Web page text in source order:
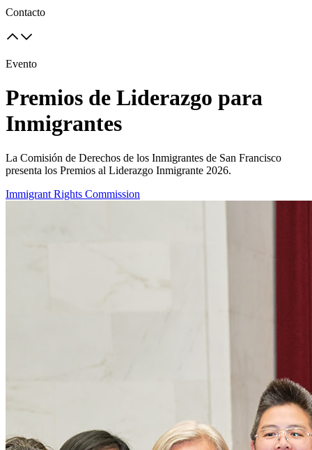
Contacto
Evento
Premios de Liderazgo para
Inmigrantes
La Comisión de Derechos de los Inmigrantes de San Francisco
presenta los Premios al Liderazgo Inmigrante 2026.
Immigrant Rights Commission